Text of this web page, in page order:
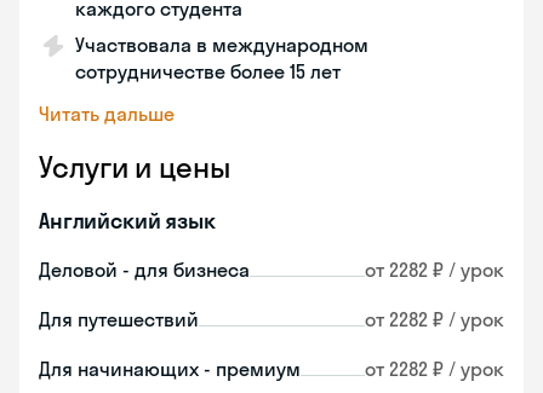
каждого студента
Участвовала в международном
сотрудничестве более 15 лет
Читать дальше
Услуги и цены
Английский язык
Деловой - для бизнеса от 2282 ₽ / урок
Для путешествий от 2282 ₽ / урок
Для начинающих - премиум от 2282 ₽ / урок